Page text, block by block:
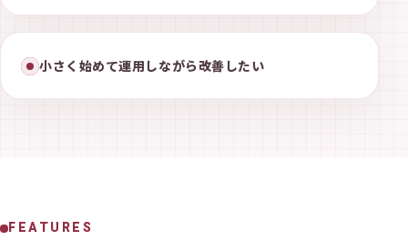
小さく始めて運用しながら改善したい
FEATURES